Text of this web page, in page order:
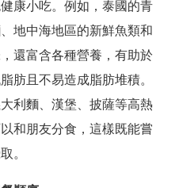
康小吃。例如，泰國的青
地中海地區的新鮮魚類和
還富含各種營養，有助於
肪且不易造成脂肪堆積。
利麵、漢堡、披薩等高熱
和朋友分食，這樣既能嘗
。